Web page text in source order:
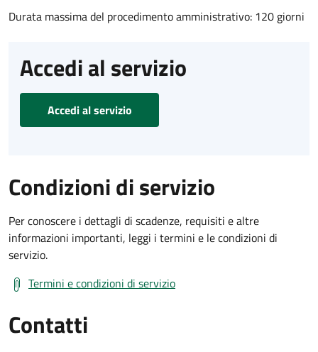
Durata massima del procedimento amministrativo: 120 giorni
Accedi al servizio
Accedi al servizio
Condizioni di servizio
Per conoscere i dettagli di scadenze, requisiti e altre
informazioni importanti, leggi i termini e le condizioni di
servizio.
Termini e condizioni di servizio
Contatti